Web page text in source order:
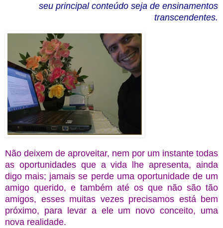
seu principal conteúdo seja de ensinamentos
transcendentes.
Não deixem de aproveitar, nem por um instante todas
as oportunidades que a vida lhe apresenta, ainda
digo mais; jamais se perde uma oportunidade de um
amigo querido, e também até os que não são tão
amigos, esses muitas vezes precisamos está bem
próximo, para levar a ele um novo conceito, uma
nova realidade.